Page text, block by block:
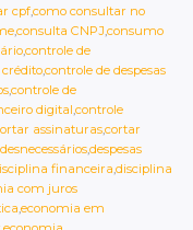
cpf,como consultar no
,consulta CNPJ,consumo
,controle de
,controle de despesas
,controle de
digital,controle
assinaturas,cortar
,despesas
financeira,disciplina
com juros
,economia em